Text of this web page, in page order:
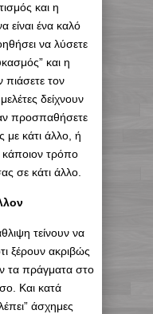
και η
είναι ένα καλό
να λύσετε
και η
πιάσετε τον
δείχνουν
προσπαθήσετε
κάτι άλλο, ή
κάποιον τρόπο
σε κάτι άλλο.
τείνουν να
ξέρουν ακριβώς
τα πράγματα στο
Και κατά
άσχημες